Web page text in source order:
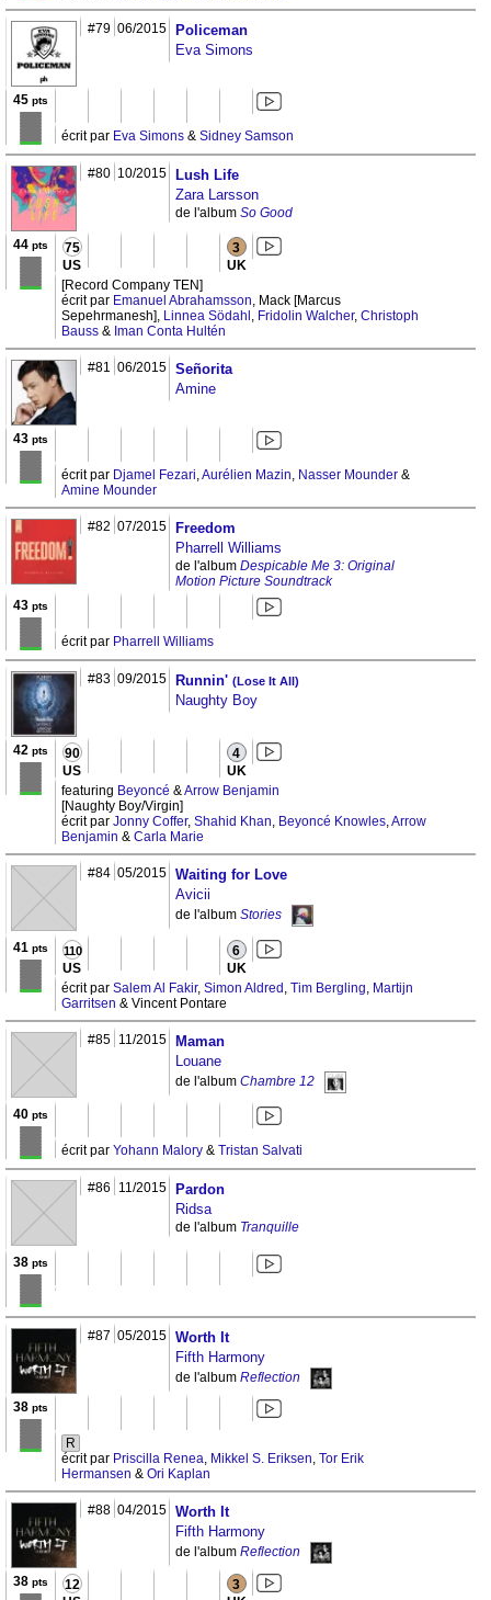
#79 06/2015
Policeman
Eva Simons
45 pts
écrit par Eva Simons & Sidney Samson
#80 10/2015
Lush Life
Zara Larsson
de l'album So Good
44 pts 75
US
3
UK
[Record Company TEN]
écrit par Emanuel Abrahamsson, Mack [Marcus
Sepehrmanesh], Linnea Södahl , Fridolin Walcher, Christoph
Bauss & Iman Conta Hultén
#81 06/2015 Señorita
Amine
43 pts
écrit par Djamel Fezari,Aurélien Mazin, Nasser Mounder &
Amine Mounder
#82 07/2015
Freedom
Pharrell Williams
de l'album Despicable Me 3: Original
Motion Picture Soundtrack
43 pts
écrit par Pharrell Williams
#83 09/2015 Runnin' (Lose It All)
Naughty Boy
42 pts 90
US
4
UK
featuring Beyoncé &Arrow Benjamin
[Naughty Boy/Virgin]
écrit par Jonny Coffer, Shahid Khan, Beyoncé Knowles,Arrow
Benjamin & Carla Marie
#84 05/2015 Waiting for Love
Avicii
de l'album Stories
41 pts
110
US
6
UK
écrit par Salem Al Fakir, Simon Aldred , Tim Bergling, Martijn
Garritsen & Vincent Pontare
#85 11/2015
Maman
Louane
de l'album Chambre 12
40 pts
écrit par Yohann Malory & Tristan Salvati
#86 11/2015
Pardon
Ridsa
de l'album Tranquille
38 pts
#87 05/2015 Worth It
Fifth Harmony
de l'album Reflection
38 pts
R
écrit par Priscilla Renea, Mikkel S. Eriksen, Tor Erik
Hermansen & Ori Kaplan
#88 04/2015 Worth It
Fifth Harmony
de l'album Reflection
38 pts 12 3